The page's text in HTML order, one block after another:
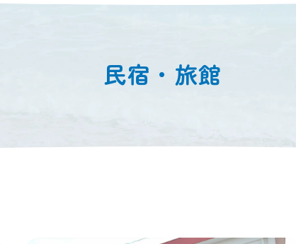
民宿・旅館